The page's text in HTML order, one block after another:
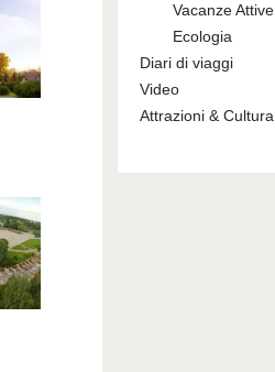
Vacanze Attive
Ecologia
Diari di viaggi
Video
Attrazioni & Cultura